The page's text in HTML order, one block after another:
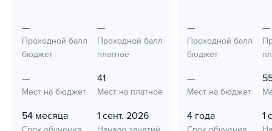
—
Проходной балл
бюджет
—
Проходной балл
платное
—
Мест на бюджет
41
Мест на платное
54 месяца 1 сент. 2026
—
Проходной балл
бюджет
—
—
Мест на бюджет
4 года 1